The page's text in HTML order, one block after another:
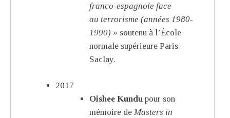
franco-espagnole face
au terrorisme (années 1980-
1990) » soutenu à l’École
normale supérieure Paris
Saclay.
2017
Oishee Kundupour son
mémoire de Masters in